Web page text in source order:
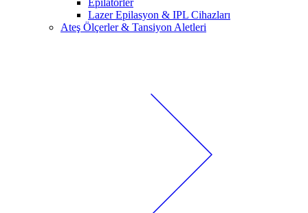
Epilatörler
Lazer Epilasyon & IPL Cihazları
Ateş Ölçerler & Tansiyon Aletleri